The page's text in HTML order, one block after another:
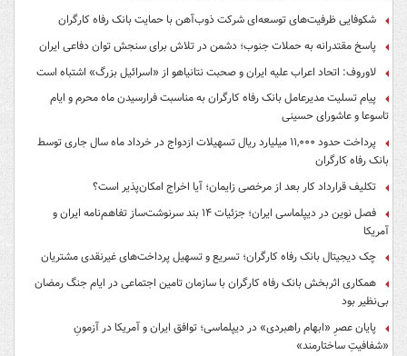
شکوفایی ظرفیت‌های توسعه‌ای شرکت ذوب‌آهن با حمایت‌ بانک رفاه کارگران
پاسخ مقتدرانه به حملات جنوب؛ دشمن در تلاش برای سنجش توان دفاعی ایران
لاوروف: اتحاد اعراب علیه ایران و صحبت نتانیاهو از «اسرائیل بزرگ» اشتباه است
پیام تسلیت مدیرعامل بانک رفاه کارگران به مناسبت فرارسیدن ماه محرم و ایام
تاسوعا و عاشورای حسینی
پرداخت حدود ۱۱,۰۰۰ میلیارد ریال تسهیلات ازدواج در خرداد ماه سال جاری توسط
بانک رفاه کارگران
تکلیف قرارداد کار بعد از مرخصی زایمان؛ آیا اخراج امکان‌پذیر است؟
فصل نوین در دیپلماسی ایران؛ جزئیات ۱۴ بند سرنوشت‌ساز تفاهم‌نامه ایران و
آمریکا
چک دیجیتال بانک رفاه کارگران؛ تسریع و تسهیل پرداخت‌های غیرنقدی مشتریان
همکاری اثربخش بانک رفاه کارگران با سازمان تامین اجتماعی در ایام جنگ رمضان
بی‌نظیر بود
پایان عصرِ «ابهام راهبردی» در دیپلماسی؛ توافق ایران و آمریکا در آزمونِ
«شفافیتِ ساختارمند»